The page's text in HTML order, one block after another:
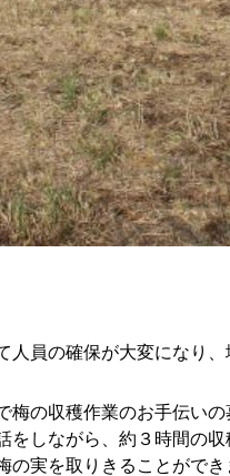
人員の確保が大変になり
梅の収穫作業のお手伝い
しながら、約３時間の収
の実を取りきることができ